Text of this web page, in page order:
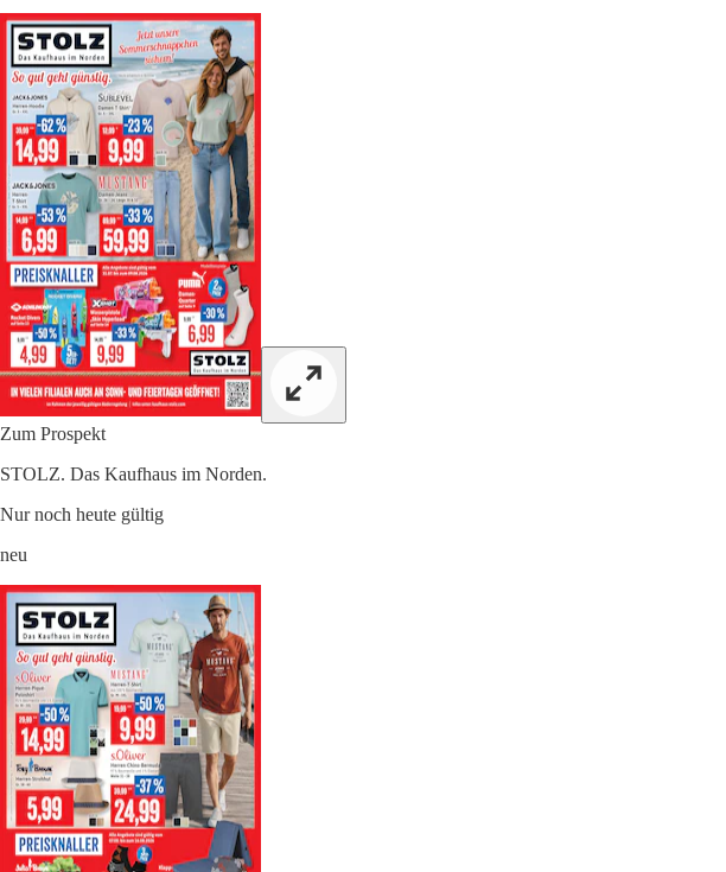
Zum Prospekt
STOLZ. Das Kaufhaus im Norden.
Nur noch heute gültig
neu